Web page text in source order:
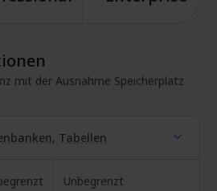
mit der Ausnahme Speicherplatz
Tabellen
Unbegrenzt